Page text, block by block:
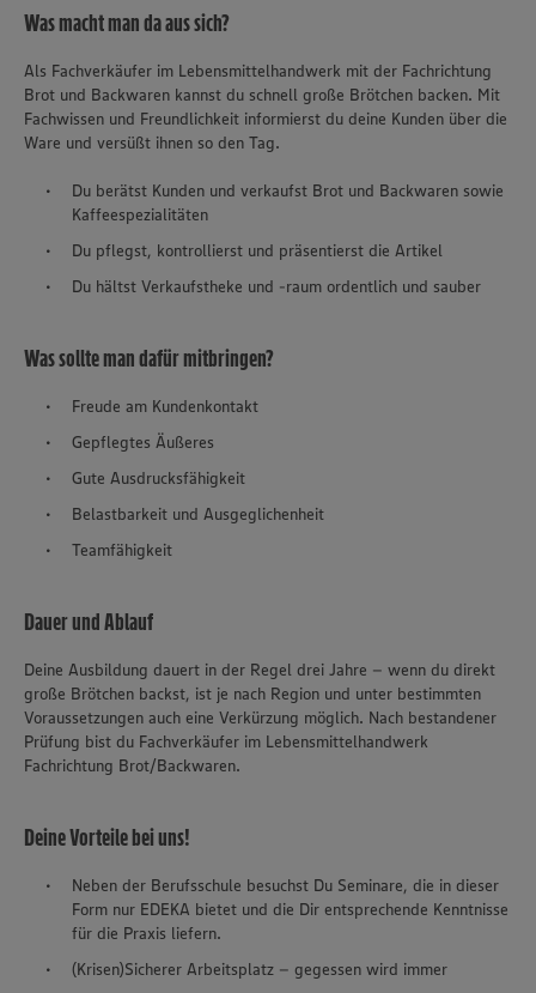
Was macht man da aus sich?
Als Fachverkäufer im Lebensmittelhandwerk mit der Fachrichtung
Brot und Backwaren kannst du schnell große Brötchen backen. Mit
Fachwissen und Freundlichkeit informierst du deine Kunden über die
Ware und versüßt ihnen so den Tag.
Du berätst Kunden und verkaufst Brot und Backwaren sowie
Kaffeespezialitäten
Du pflegst, kontrollierst und präsentierst die Artikel
Du hältst Verkaufstheke und -raum ordentlich und sauber
Was sollte man dafür mitbringen?
Freude am Kundenkontakt
Gepflegtes Äußeres
Gute Ausdrucksfähigkeit
Belastbarkeit und Ausgeglichenheit
Teamfähigkeit
Dauer und Ablauf
Deine Ausbildung dauert in der Regel drei Jahre – wenn du direkt
große Brötchen backst, ist je nach Region und unter bestimmten
Voraussetzungen auch eine Verkürzung möglich. Nach bestandener
Prüfung bist du Fachverkäufer im Lebensmittelhandwerk
Fachrichtung Brot/Backwaren.
Deine Vorteile bei uns!
Neben der Berufsschule besuchst Du Seminare, die in dieser
Form nur EDEKA bietet und die Dir entsprechende Kenntnisse
für die Praxis liefern.
(Krisen)Sicherer Arbeitsplatz – gegessen wird immer